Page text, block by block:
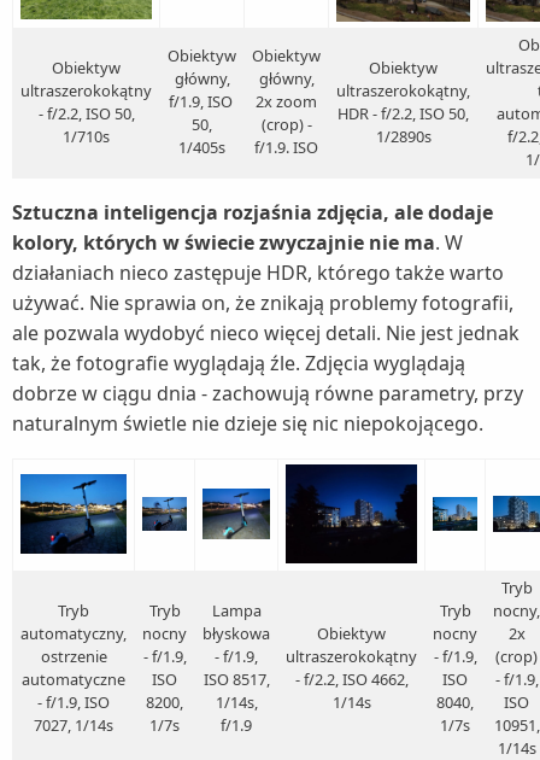
Obiektyw
ultraszerokokątny
- f/2.2, ISO 50,
1/710s
Obiektyw
główny,
f/1.9, ISO
50,
1/405s
Obiektyw
główny,
2x zoom
(crop) -
f/1.9. ISO
Obiektyw
ultraszerokokątny,
HDR - f/2.2, ISO 50,
1/2890s
f/
Sztuczna inteligencja rozjaśnia zdjęcia, ale dodaje
kolory, których w świecie zwyczajnie nie ma. W
działaniach nieco zastępuje HDR, którego także warto
używać. Nie sprawia on, że znikają problemy fotografii,
ale pozwala wydobyć nieco więcej detali. Nie jest jednak
tak, że fotografie wyglądają źle. Zdjęcia wyglądają
dobrze w ciągu dnia - zachowują równe parametry, przy
naturalnym świetle nie dzieje się nic niepokojącego.
Tryb
automatyczny,
ostrzenie
automatyczne
- f/1.9, ISO
7027, 1/14s
Tryb
nocny
- f/1.9,
ISO
8200,
1/7s
Lampa
błyskowa
- f/1.9,
ISO 8517,
1/14s,
f/1.9
Obiektyw
ultraszerokokątny
- f/2.2, ISO 4662,
1/14s
Tryb
nocny
- f/1.9,
ISO
8040,
1/7s
Tryb
nocny,
2x
(crop)
- f/1.9,
ISO
10951,
1/14s